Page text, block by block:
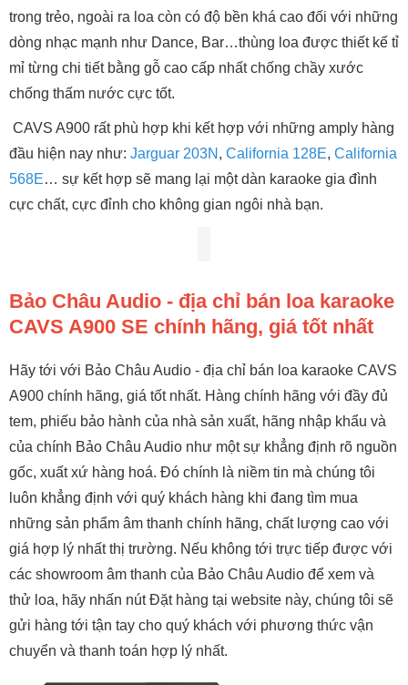
trong trẻo, ngoài ra loa còn có độ bền khá cao đối với những
dòng nhạc mạnh như Dance, Bar…thùng loa được thiết kế tỉ
mỉ từng chi tiết bằng gỗ cao cấp nhất chống chầy xước
chống thấm nước cực tốt.
CAVS A900 rất phù hợp khi kết hợp với những amply hàng
đầu hiện nay như: Jarguar 203N , California 128E, California
568E… sự kết hợp sẽ mang lại một dàn karaoke gia đình
cực chất, cực đỉnh cho không gian ngôi nhà bạn.
Bảo Châu Audio - địa chỉ bán loa karaoke
CAVS A900 SE chính hãng, giá tốt nhất
Hãy tới với Bảo Châu Audio - địa chỉ bán loa karaoke CAVS
A900 chính hãng, giá tốt nhất. Hàng chính hãng với đầy đủ
tem, phiếu bảo hành của nhà sản xuất, hãng nhập khẩu và
của chính Bảo Châu Audio như một sự khẳng định rõ nguồn
gốc, xuất xứ hàng hoá. Đó chính là niềm tin mà chúng tôi
luôn khẳng định với quý khách hàng khi đang tìm mua
những sản phẩm âm thanh chính hãng, chất lượng cao với
giá hợp lý nhất thị trường. Nếu không tới trực tiếp được với
các showroom âm thanh của Bảo Châu Audio để xem và
thử loa, hãy nhấn nút Đặt hàng tại website này, chúng tôi sẽ
gửi hàng tới tận tay cho quý khách với phương thức vận
chuyển và thanh toán hợp lý nhất.